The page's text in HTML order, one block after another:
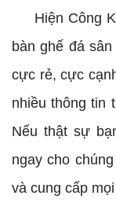
Hiện Công
bàn ghế đá
cực rẻ, cực
nhiều thông tin
Nếu thật sự
ngay cho
và cung cấp